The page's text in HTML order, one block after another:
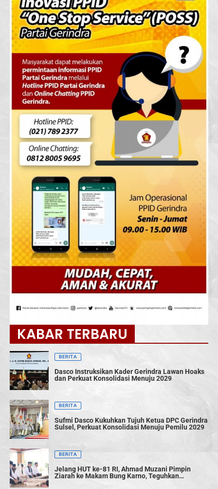
KABAR TERBARU
BERITA
Dasco Instruksikan Kader Gerindra Lawan Hoaks
dan Perkuat Konsolidasi Menuju 2029
BERITA
Sufmi Dasco Kukuhkan Tujuh Ketua DPC Gerindra
Sulsel, Perkuat Konsolidasi Menuju Pemilu 2029
BERITA
Jelang HUT ke-81 RI, Ahmad Muzani Pimpin
Ziarah ke Makam Bung Karno, Teguhkan